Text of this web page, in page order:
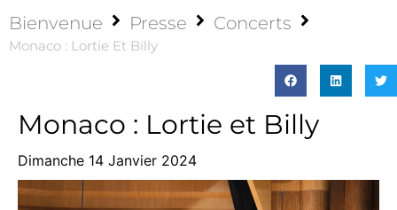
Bienvenue Presse Concerts
Monaco : Lortie Et Billy
Monaco : Lortie et Billy
Dimanche 14 Janvier 2024